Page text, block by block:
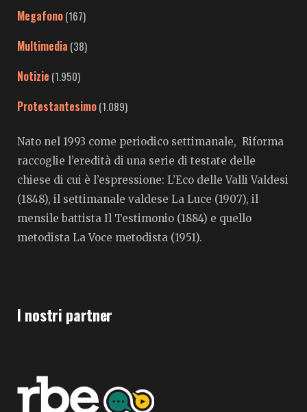
Megafono(167)
Multimedia (38)
Notizie (1.950)
Protestantesimo(1.089)
Nato nel 1993 come periodico settimanale, Riforma
raccoglie l’eredità di una serie di testate delle
chiese di cui è l’espressione: L’Eco delle Valli Valdesi
(1848), il settimanale valdese La Luce (1907), il
mensile battista Il Testimonio (1884) e quello
metodista La Voce metodista (1951).
I nostri partner